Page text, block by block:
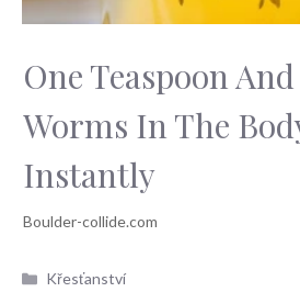
One Teaspoon
Worms In The
Instantly
Rubriky
Křesťanství